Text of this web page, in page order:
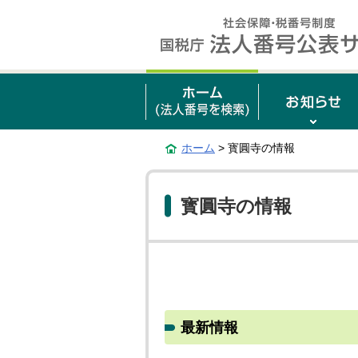
ホーム > 寳圓寺の情報
寳圓寺の情報
最新情報